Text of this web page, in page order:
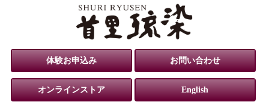
体験お申込み お問い合わせ
オンラインストア English